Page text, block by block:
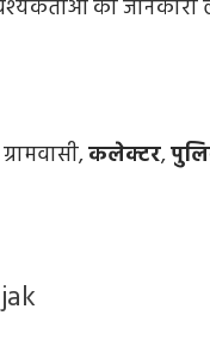
की जानकारी
कलेक्टर,